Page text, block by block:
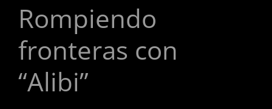
Rompiendo
fronteras con
“Alibi”